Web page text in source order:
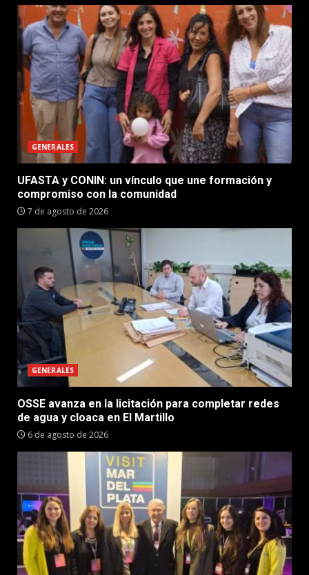
GENERALES
UFASTA y CONIN: un vínculo que une formación y
compromiso con la comunidad
7 de agosto de 2026
GENERALES
OSSE avanza en la licitación para completar redes
de agua y cloaca en El Martillo
6 de agosto de 2026